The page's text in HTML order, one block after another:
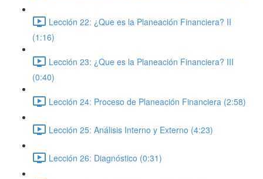
Lección 22: ¿Que es la Planeación Financiera? II
(1:16)
Lección 23: ¿Que es la Planeación Financiera? III
(0:40)
Lección 24: Proceso de Planeación Financiera (2:58)
Lección 25: Análisis Interno y Externo (4:23)
Lección 26: Diagnóstico (0:31)